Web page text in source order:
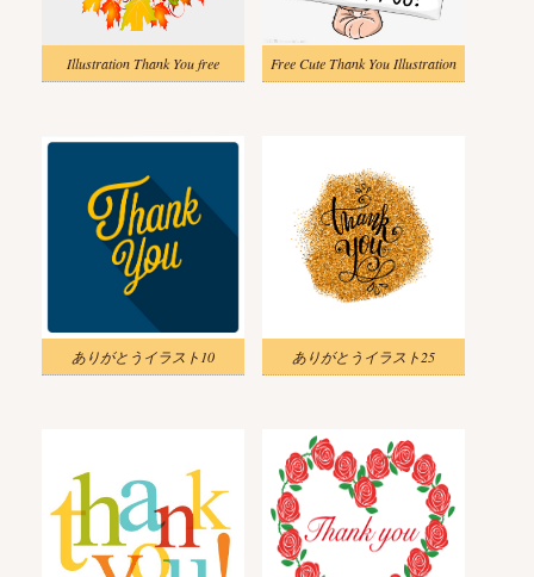
Illustration Thank You free Free Cute Thank You Illustration
ありがとうイラスト10 ありがとうイラスト25